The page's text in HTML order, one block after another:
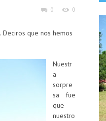
0 0
. Deciros que nos hemos
Nuestr
a
sorpre
sa fue
que
nuestro